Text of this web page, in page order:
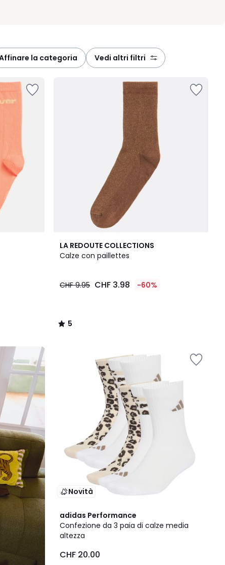
affinare la categoria vedi altri filtri
LA REDOUTE COLLECTIONS
Calze con paillettes
CHF 9.95 CHF 3.98 -60%
5
/
5
/
Novità
adidas Performance
Confezione da 3 paia di calze media
altezza
CHF 20.00
4.8
/ 5